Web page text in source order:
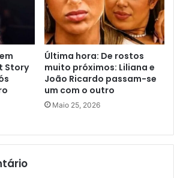
Story
Última hora: De rostos
muito próximos: Liliana e
João Ricardo passam-se
um com o outro
Maio 25, 2026